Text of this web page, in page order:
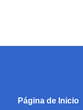
Página de Inicio